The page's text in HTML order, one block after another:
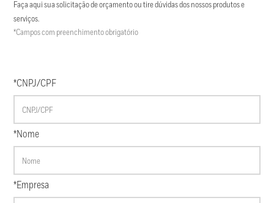
Faça aqui sua solicitação de orçamento ou tire dúvidas dos nossos produtos e
serviços.
*Campos com preenchimento obrigatório
*CNPJ/CPF
*Nome
*Empresa